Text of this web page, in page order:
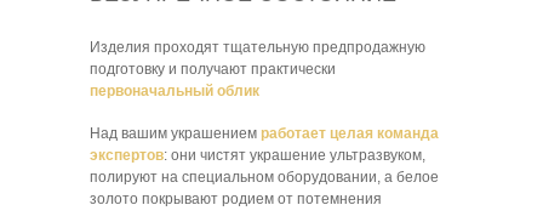
Изделия проходят тщательную предпродажную
подготовку и получают практически
первоначальный облик
Над вашим украшением работает целая команда
экспертов: они чистят украшение ультразвуком,
полируют на специальном оборудовании, а белое
золото покрывают родием от потемнения